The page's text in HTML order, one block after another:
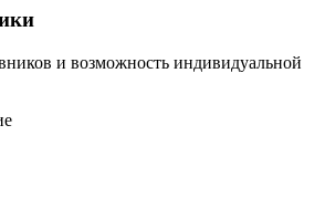
и возможность индивидуальной